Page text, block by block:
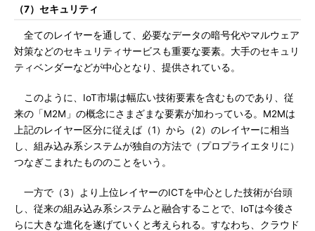
（7）セキュリティ
全てのレイヤーを通して、必要なデータの暗号化やマルウェア
対策などのセキュリティサービスも重要な要素。大手のセキュリ
ティベンダーなどが中心となり、提供されている。
このように、IoT市場は幅広い技術要素を含むものであり、従
来の「M2M」の概念にさまざまな要素が加わっている。M2Mは
上記のレイヤー区分に従えば（1）から（2）のレイヤーに相当
し、組み込み系システムが独自の方法で（プロプライエタリに）
つなぎこまれたもののことをいう。
一方で（3）より上位レイヤーのICTを中心とした技術が台頭
し、従来の組み込み系システムと融合することで、IoTは今後さ
らに大きな進化を遂げていくと考えられる。すなわち、クラウド